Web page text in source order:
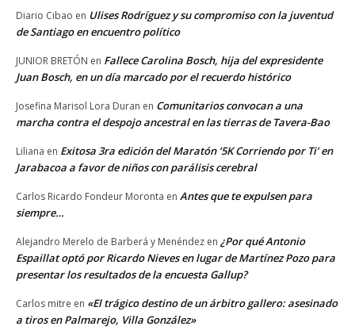
Diario Cibao en Ulises Rodríguez y su compromiso con la juventud
de Santiago en encuentro político
JUNIOR BRETÓN en Fallece Carolina Bosch, hija del expresidente
Juan Bosch, en un día marcado por el recuerdo histórico
Josefina Marisol Lora Duran en Comunitarios convocan a una
marcha contra el despojo ancestral en las tierras de Tavera-Bao
Liliana en Exitosa 3ra edición del Maratón ‘5K Corriendo por Ti’ en
Jarabacoa a favor de niños con parálisis cerebral
Carlos Ricardo Fondeur Moronta en Antes que te expulsen para
siempre…
Alejandro Merelo de Barberá y Menéndez en ¿Por qué Antonio
Espaillat optó por Ricardo Nieves en lugar de Martínez Pozo para
presentar los resultados de la encuesta Gallup?
Carlos mitre en «El trágico destino de un árbitro gallero: asesinado
a tiros en Palmarejo, Villa González»